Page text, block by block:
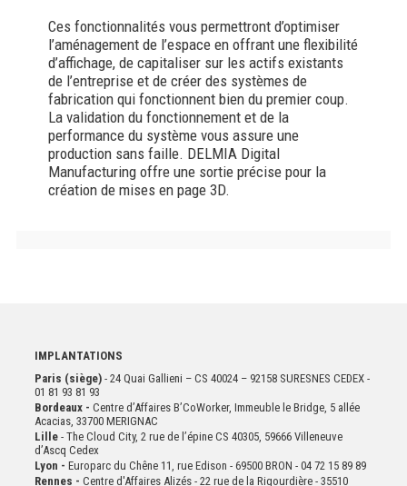
Ces fonctionnalités vous permettront d’optimiser
l’aménagement de l’espace en offrant une flexibilité
d’affichage, de capitaliser sur les actifs existants
de l’entreprise et de créer des systèmes de
fabrication qui fonctionnent bien du premier coup.
La validation du fonctionnement et de la
performance du système vous assure une
production sans faille. DELMIA Digital
Manufacturing offre une sortie précise pour la
création de mises en page 3D.
IMPLANTATIONS
Paris (siège) - 24 Quai Gallieni – CS 40024 – 92158 SURESNES CEDEX -
01 81 93 81 93
Bordeaux - Centre d’Affaires B’CoWorker, Immeuble le Bridge, 5 allée
Acacias, 33700 MERIGNAC
Lille- The Cloud City, 2 rue de l’épine CS 40305, 59666 Villeneuve
d’Ascq Cedex
Lyon - Europarc du Chêne 11, rue Edison - 69500 BRON - 04 72 15 89 89
Rennes - Centre d'Affaires Alizés - 22 rue de la Rigourdière - 35510